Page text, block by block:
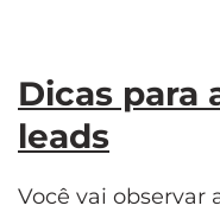
Dicas para
leads
Você vai observar